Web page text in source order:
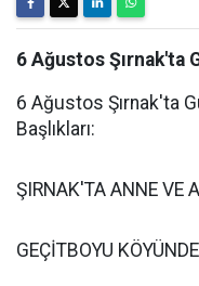
6 Ağustos Şırnak'ta
6 Ağustos Şırnak'ta
Başlıkları:
ŞIRNAK'TA ANNE VE
GEÇİTBOYU